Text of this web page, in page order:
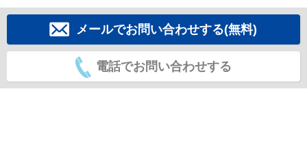
メールでお問い合わせする(無料)
電話でお問い合わせする